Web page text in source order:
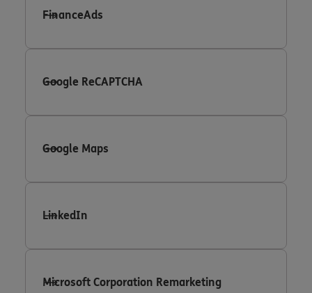
FinanceAds
Google ReCAPTCHA
Google Maps
LinkedIn
Microsoft Corporation Remarketing